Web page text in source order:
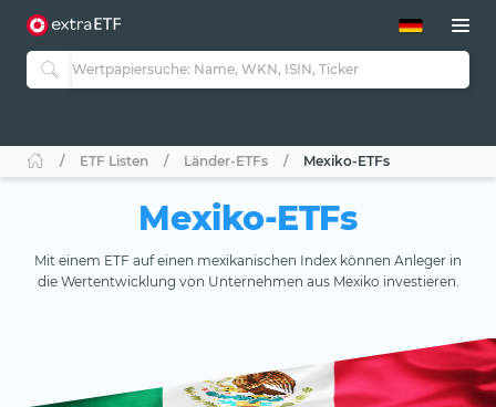
ETF-Guide 2.0
Guide Aktive ETFs
ETF-Sparpläne
ETF Listen Länder-ETFs Mexiko-ETFs
Mexiko-ETFs
Mit einem ETF auf einen mexikanischen Index können Anleger in
die Wertentwicklung von Unternehmen aus Mexiko investieren.